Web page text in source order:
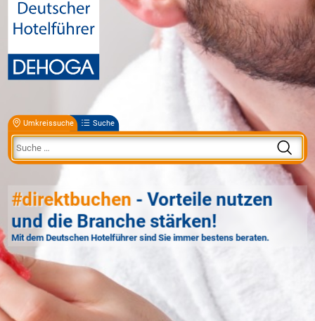
Umkreissuche Suche
#direktbuchen - Vorteile nutzen
und die Branche stärken!
Mit dem Deutschen Hotelführer sind Sie immer bestens beraten.